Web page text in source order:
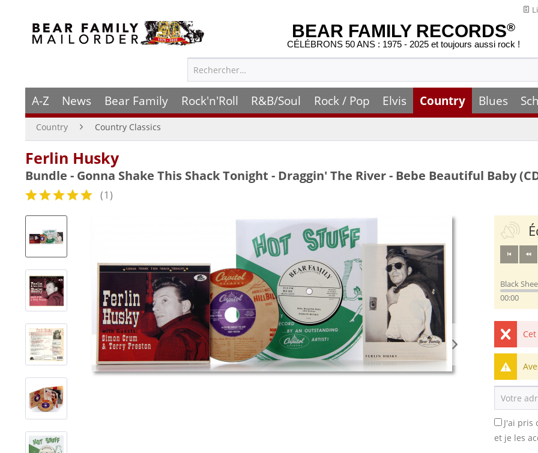
BEAR FAMILY RECORDS®
CÉLÉBRONS 50 ANS : 1975 - 2025 et toujours aussi rock !
A-Z News Bear Family Rock'n'Roll R&B/Soul Rock / Pop Elvis Country Blues
Country Country Classics
Ferlin Husky
Bundle - Gonna Shake This Shack Tonight - Draggin' The River - Bebe Beautiful Baby
(1)
Black
00:00
J'ai pris
et je les